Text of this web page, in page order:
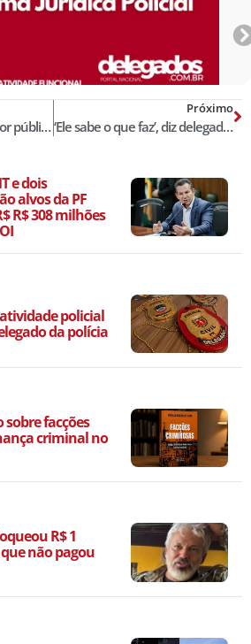
Inquérito contra servidor público e seu afastamento da função. Veja Jurisprudência Classificada
Próximo
‘Ele sabe o que faz’, diz delegado sobre homem que atirou em 3 em SP
e dois
alvos da PF
R$ 308 milhões
policial
da polícia
sobre facções
criminal no
R$ 1
não pagou